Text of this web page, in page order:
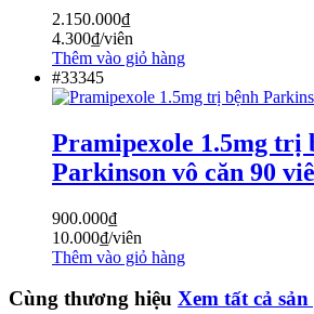
2.150.000₫
4.300₫/viên
Thêm vào giỏ hàng
#33345
Pramipexole 1.5mg trị
Parkinson vô căn 90
900.000₫
10.000₫/viên
Thêm vào giỏ hàng
Cùng thương hiệu Xem tất cả